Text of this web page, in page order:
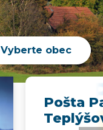
Vyberte obec
Pošta